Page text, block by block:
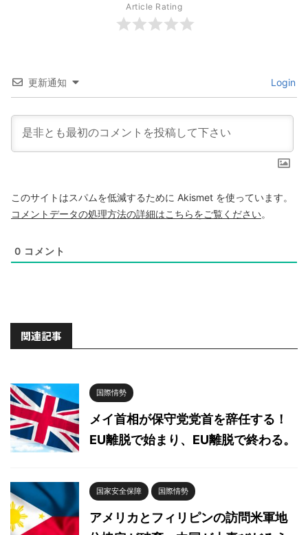
Article Rating
更新通知 Login
このサイトはスパムを低減するために Akismet を使っています。
コメントデータの処理方法の詳細はこちらをご覧ください。
0 コメント
関連記事
国際情勢
メイ首相が保守党党首を辞任する！
EU離脱で始まり、EU離脱で終わる。
国家安全保障 国際情勢
アメリカとフィリピンの訪問米軍地